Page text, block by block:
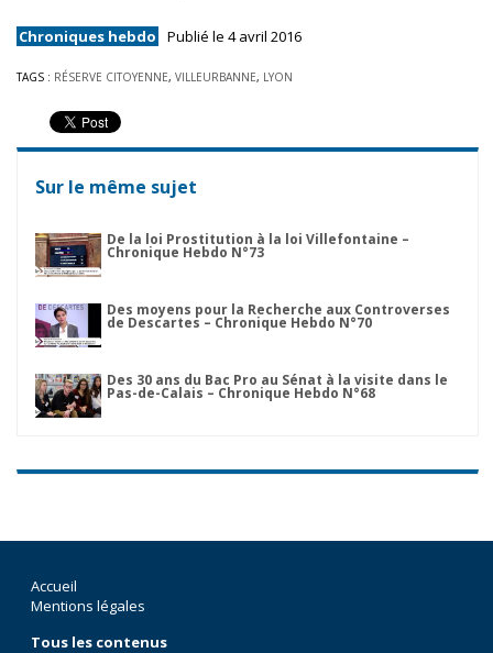
Chroniques hebdo Publié le 4 avril 2016
TAGS : RÉSERVE CITOYENNE, VILLEURBANNE, LYON
Sur le même sujet
De la loi Prostitution à la loi Villefontaine –
Chronique Hebdo N°73
Des moyens pour la Recherche aux Controverses
de Descartes – Chronique Hebdo N°70
Des 30 ans du Bac Pro au Sénat à la visite dans le
Pas-de-Calais – Chronique Hebdo N°68
Accueil
Mentions légales
Tous les contenus